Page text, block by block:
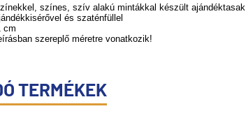
színes, szív alakú mintákkal készült ajándéktasak
és szaténfüllel
cm
szereplő méretre vonatkozik!
TERMÉKEK